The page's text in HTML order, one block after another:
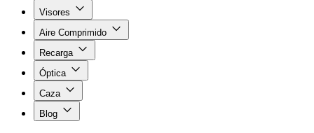
Visores
Aire Comprimido
Recarga
Óptica
Caza
Blog